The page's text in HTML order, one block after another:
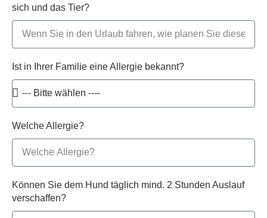
sich und das Tier?
Ist in Ihrer Familie eine Allergie bekannt?
Welche Allergie?
Können Sie dem Hund täglich mind. 2 Stunden Auslauf
verschaffen?